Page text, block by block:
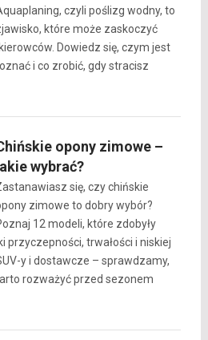
czyli poślizg wodny, to
które może zaskoczyć
Dowiedz się, czym jest
i co zrobić, gdy stracisz
opony zimowe –
wybrać?
się, czy chińskie
zimowe to dobry wybór?
12 modeli, które zdobyły
przyczepności, trwałości i niskiej
y i dostawcze – sprawdzamy,
rozważyć przed sezonem